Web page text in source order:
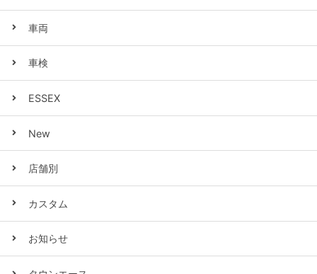
車両
車検
ESSEX
New
店舗別
カスタム
お知らせ